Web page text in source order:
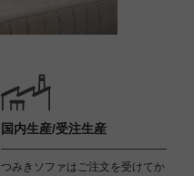
国内生産/受注生産
つみきソファはご注文を受けてか